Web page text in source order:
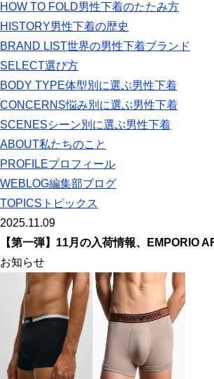
HOW TO FOLD男性下着のたたみ方
HISTORY男性下着の歴史
BRAND LIST世界の男性下着ブランド
SELECT選び方
BODY TYPE体型別に選ぶ男性下着
CONCERNS悩み別に選ぶ男性下着
SCENESシーン別に選ぶ男性下着
ABOUT私たちのこと
PROFILEプロフィール
WEBLOG編集部ブログ
TOPICS トピックス
2025.11.09
【第一弾】11月の入荷情報、EMPORIO
お知らせ